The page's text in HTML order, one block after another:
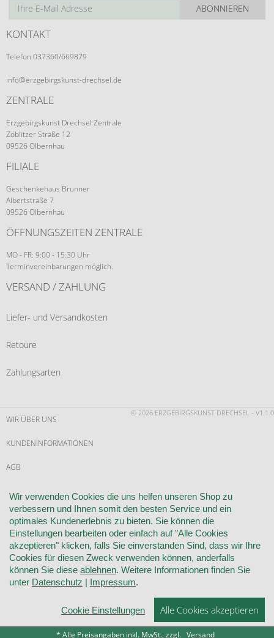
ABONNIEREN
KONTAKT
Telefon 037360/669879
info@erzgebirgskunst-drechsel.de
ZENTRALE
Erzgebirgskunst Drechsel Zentrale
Zöblitzer Straße 12
09526 Olbernhau
FILIALE
Geschenkehaus Brunner
Albertstraße 7
09526 Olbernhau
ÖFFNUNGSZEITEN ZENTRALE
MO - FR: 9:00 - 15:30 Uhr
Terminvereinbarungen möglich.
VERSAND / ZAHLUNG
Liefer- und Versandkosten
Retoure
Zahlungsarten
© 2026 ERZGEBIRGSKUNST DRECHSEL - V1.1.0
WIR ÜBER UNS
KUNDENINFORMATIONEN
AGB
WIDERRUF
VERTRAG WIDERRUFEN
KONTAKT
DATENSCHUTZ
COOKIE-EINSTELLUNGEN
* Alle Preisangaben inkl. MwSt., zzgl. Versand
Wir verwenden Cookies die uns helfen unseren Shop zu
verbessern und Ihnen somit den besten Service und ein
optimales Kundenerlebnis zu bieten. Sie können die
Einstellungen bearbeiten oder einfach auf "Alle Cookies
akzeptieren" klicken, falls Sie einverstanden Sind, dass wir Ihre
Cookies für diesen Zweck verwenden können, anderfalls
können Sie diese ablehnen. Weitere Informationen finden Sie
unter Datenschutz | Impressum.
Cookie Einstellungen Alle Cookies akzeptieren